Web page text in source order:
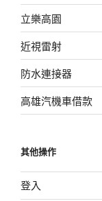
立樂高園
近視雷射
防水連接器
高雄汽機車借款
其他操作
登入